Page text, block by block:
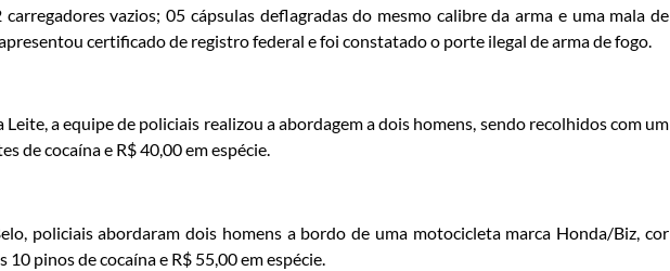
vazios; 05 cápsulas deflagradas do mesmo calibre da arma e uma mala de
certificado de registro federal e foi constatado o porte ilegal de arma de fogo.
a equipe de policiais realizou a abordagem a dois homens, sendo recolhidos com um
de cocaína e R$ 40,00 em espécie.
policiais abordaram dois homens a bordo de uma motocicleta marca Honda/Biz, cor
pinos de cocaína e R$ 55,00 em espécie.